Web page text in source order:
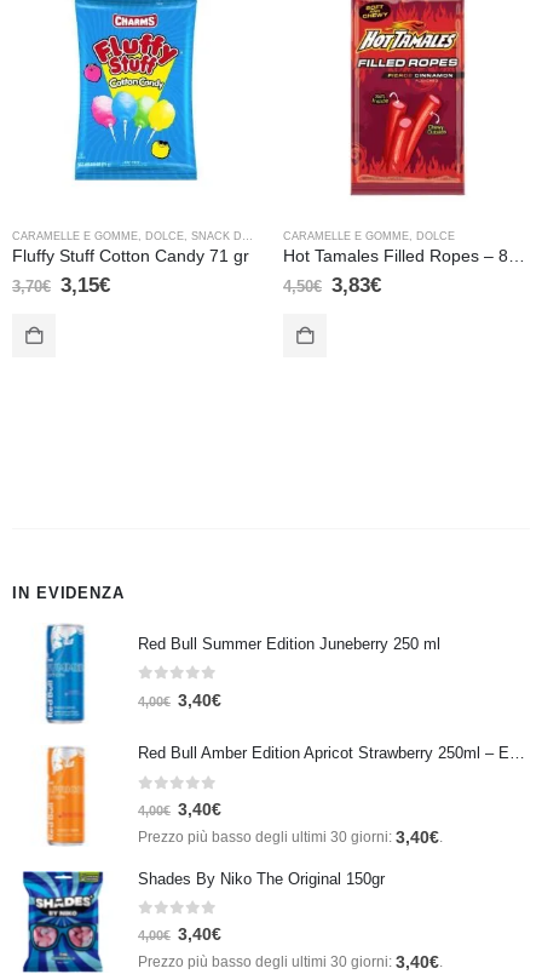
CARAMELLE E GOMME, DOLCE, SNACK DOLCI
Fluffy Stuff Cotton Candy 71 gr
3,70€ 3,15€
CARAMELLE E GOMME, DOLCE
Hot Tamales Filled Ropes – 85 gr
4,50€ 3,83€
IN EVIDENZA
Red Bull Summer Edition Juneberry 250 ml
Su 5
4,00€ 3,40€
Red Bull Amber Edition Apricot Strawberry 250ml – Energy Drink Albicocca e Fragola
Su 5
4,00€ 3,40€
Prezzo più basso degli ultimi 30 giorni: 3,40€
Shades By Niko The Original 150gr
Su 5
4,00€ 3,40€
Prezzo più basso degli ultimi 30 giorni: 3,40€.